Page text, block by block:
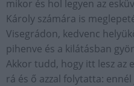
mikor és hol legyen az
Károly számára is
Visegrádon, kedvenc
pihenve és a kilátásban
Akkor tudd, hogy itt lesz az
rá és ő azzal folytatta: